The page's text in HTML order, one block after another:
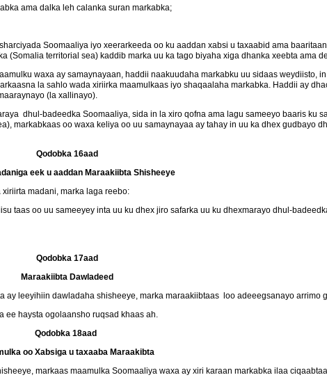
ama dalka leh calanka suran markabka;
Soomaaliya iyo xeerarkeeda oo ku aaddan xabsi u taxaabid ama
territorial sea) kaddib marka uu ka tago biyaha xiga dhanka xeebta ama
waxa ay samaynayaan, haddii naakuudaha markabku uu sidaas weydiisto,
la sahlo wada xiriirka maamulkaas iyo shaqaalaha markabka. Haddii ay
(la xallinayo).
dhul-badeedka Soomaaliya, sida in la xiro qofna ama lagu sameeyo baaris ku
markabkaas oo waxa keliya oo uu samaynayaa ay tahay in uu ka dhex gudbayo
Qodobka 16aad
eek u aaddan Maraakiibta Shisheeye
madani, marka laga reebo:
taas oo uu sameeyey inta uu ku dhex jiro safarka uu ku dhexmarayo dhul-
Qodobka 17aad
Maraakiibta Dawladeed
leeyihiin dawladaha shisheeye, marka maraakiibtaas loo adeeegsanayo arrimo
haysta ogolaansho ruqsad khaas ah.
Qodobka 18aad
oo Xabsiga u taxaaba Maraakibta
markaas maamulka Soomaaliya waxa ay xiri karaan markabka ilaa